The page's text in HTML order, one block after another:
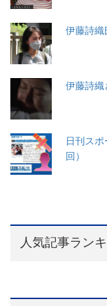
伊藤詩織
伊藤詩織
日刊ス
回）
人気記事ラン